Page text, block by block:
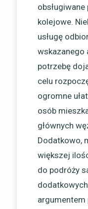
kolejowe.
usługę
wskazanego
potrzebę
celu
ogromne
osób
głównych
Dodatkowo,
większej
do podróży